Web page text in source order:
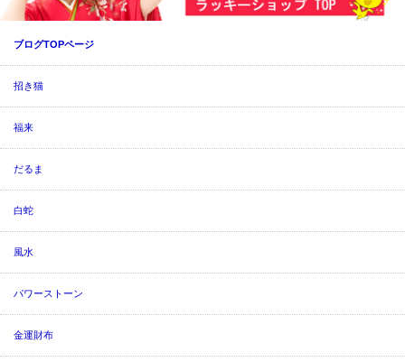
ブログTOPページ
招き猫
福来
だるま
白蛇
風水
パワーストーン
金運財布